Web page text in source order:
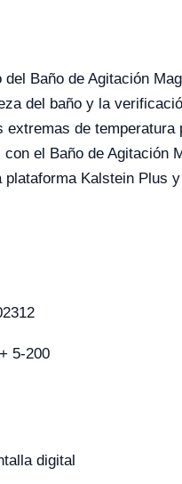
Baño de Agitación
del baño y la
de
el Baño de Agitación
Kalstein
5-200
digital